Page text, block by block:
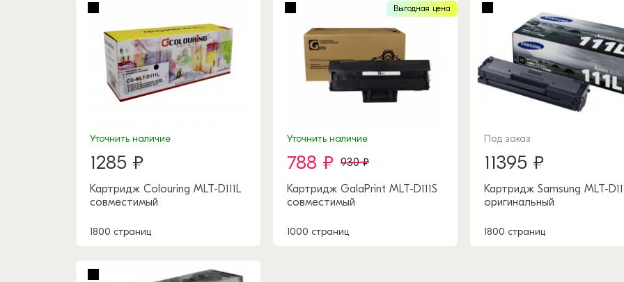
Уточнить наличие
1285 ₽
Картридж Colouring MLT-D111L
совместимый
1800 страниц
Выгодная цена
Уточнить наличие
788 ₽ 930 ₽
Картридж GalaPrint MLT-D111S
совместимый
1000 страниц
Под заказ
11395 ₽
Картридж Samsung MLT-
оригинальный
1800 страниц